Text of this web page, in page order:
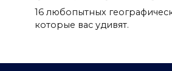
16 любопытных
которые вас удивят.